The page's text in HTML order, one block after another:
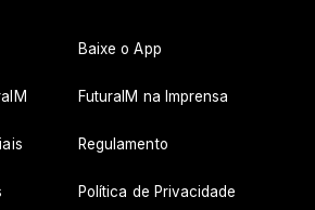
Baixe o App
FuturaIM na Imprensa
Regulamento
Política de Privacidade